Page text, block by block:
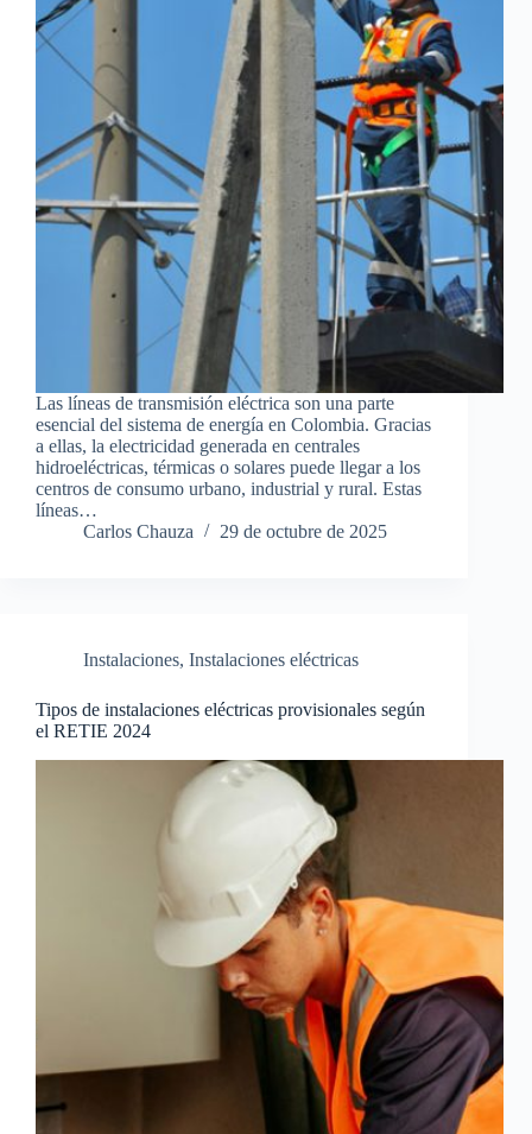
Las líneas de transmisión eléctrica son una parte
esencial del sistema de energía en Colombia. Gracias
a ellas, la electricidad generada en centrales
hidroeléctricas, térmicas o solares puede llegar a los
centros de consumo urbano, industrial y rural. Estas
líneas…
Carlos Chauza
29 de octubre de 2025
Instalaciones, Instalaciones eléctricas
Tipos de instalaciones eléctricas provisionales según
el RETIE 2024